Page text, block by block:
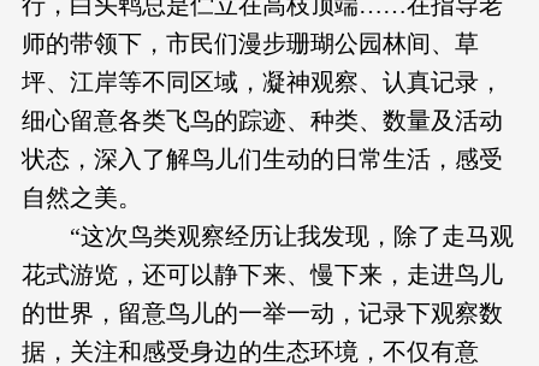
师的带领下，市民们漫步珊瑚公园林间、草
坪、江岸等不同区域，凝神观察、认真记录，
细心留意各类飞鸟的踪迹、种类、数量及活动
状态，深入了解鸟儿们生动的日常生活，感受
自然之美。
“这次鸟类观察经历让我发现，除了走马观
花式游览，还可以静下来、慢下来，走进鸟儿
的世界，留意鸟儿的一举一动，记录下观察数
据，关注和感受身边的生态环境，不仅有意